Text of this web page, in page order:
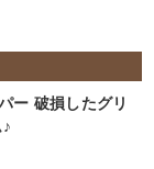
ー 破損したグリ